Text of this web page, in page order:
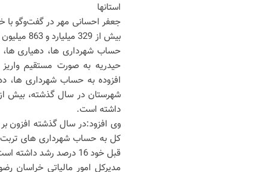
استانها
بیش از
حساب شهرداری ها، دهیاری
حیدریه به صورت مستقیم
افزوده به حساب شهرداری ها،
داشته است.
کل به حساب شهرداری های تربت
قبل خود 16 درصد رشد داشته است.
مدیرکل امور مالیاتی خراسان